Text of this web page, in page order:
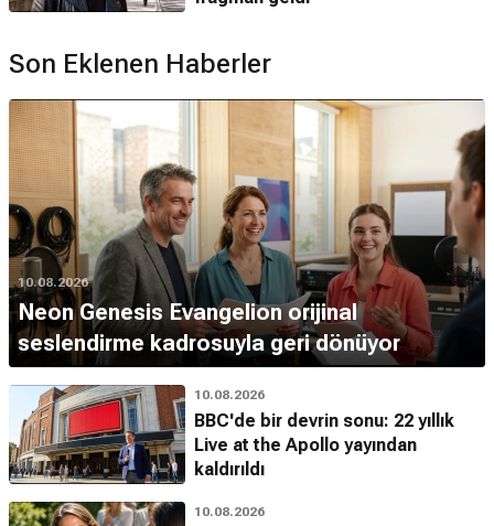
Son Eklenen Haberler
10.08.2026
Neon Genesis Evangelion orijinal
seslendirme kadrosuyla geri dönüyor
10.08.2026
BBC'de bir devrin sonu: 22 yıllık
Live at the Apollo yayından
kaldırıldı
10.08.2026